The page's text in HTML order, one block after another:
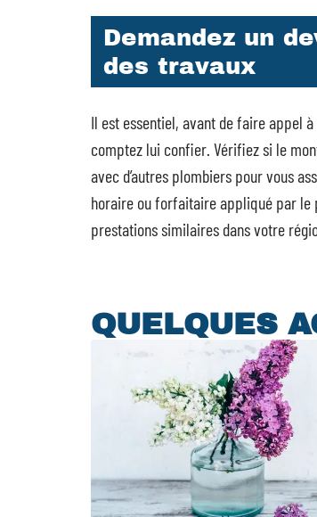
Demandez un
des travaux
Il est essentiel, avant de faire appel
comptez lui confier. Vérifiez si le
avec d’autres plombiers pour vous
horaire ou forfaitaire appliqué par le
prestations similaires dans votre
QUELQUES